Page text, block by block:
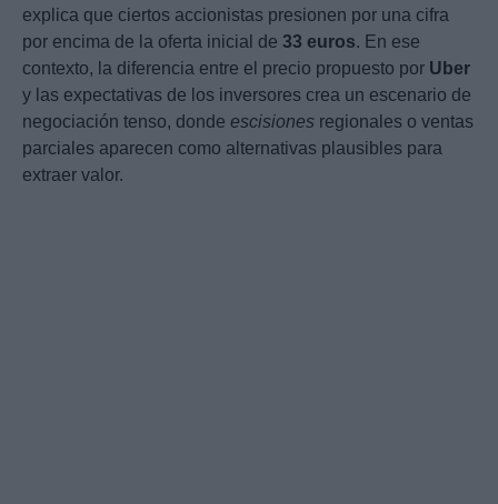
explica que ciertos accionistas presionen por una cifra
por encima de la oferta inicial de 33 euros. En ese
contexto, la diferencia entre el precio propuesto por Uber
y las expectativas de los inversores crea un escenario de
negociación tenso, donde escisiones regionales o ventas
parciales aparecen como alternativas plausibles para
extraer valor.